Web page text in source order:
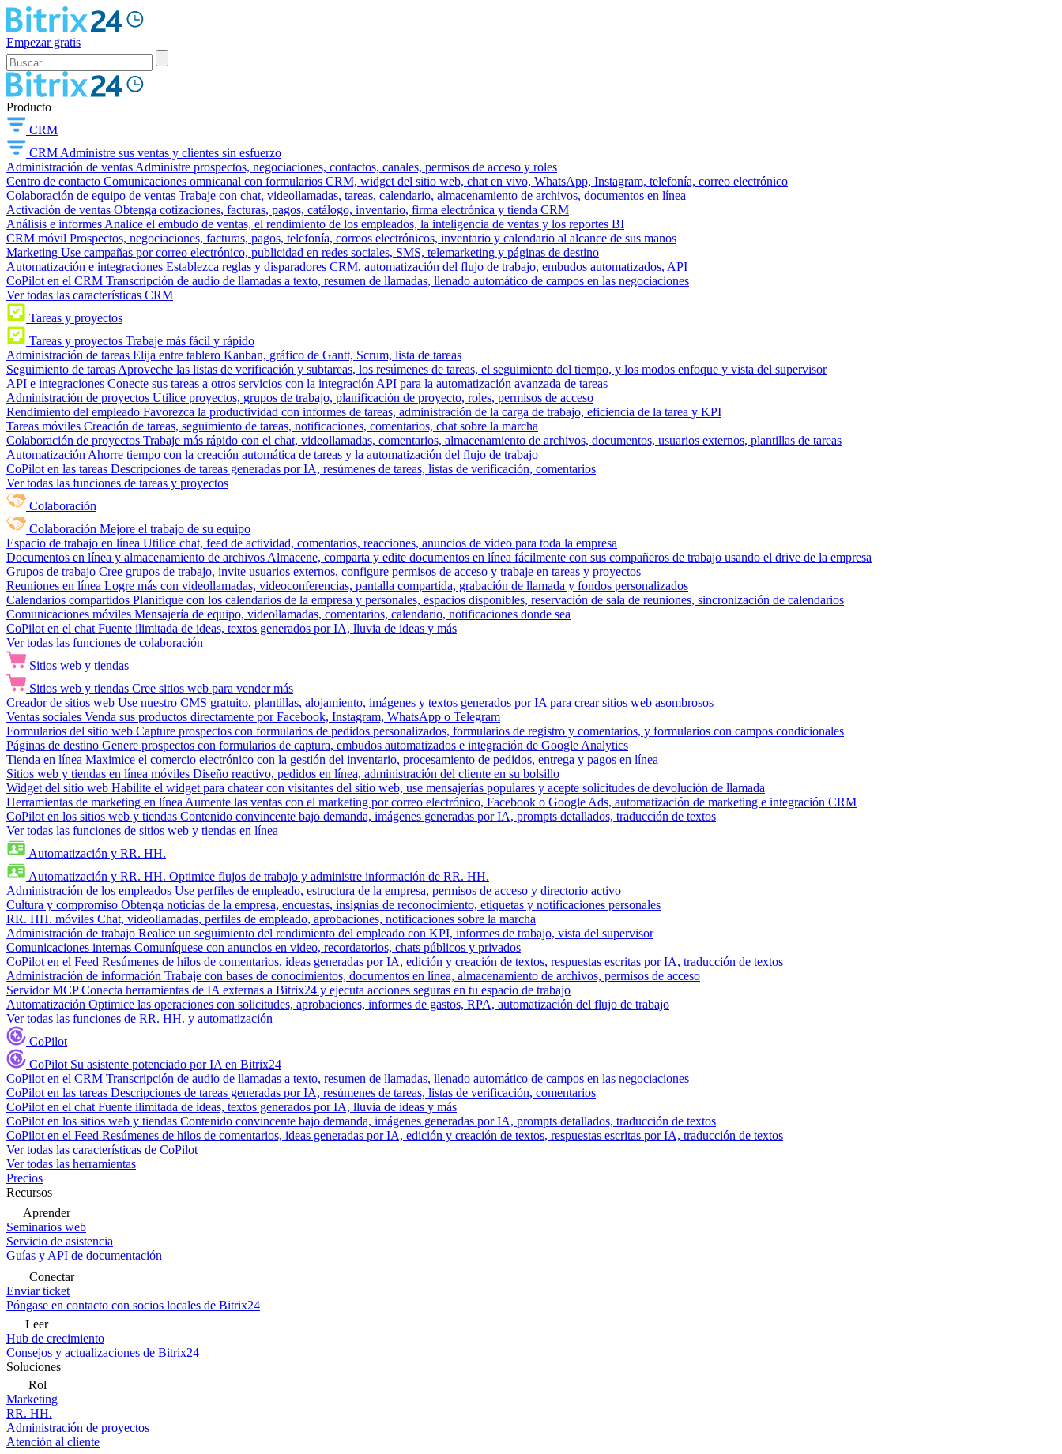
Empezar gratis
Producto
CRM
CRM Administre sus ventas y clientes sin esfuerzo
Administración de ventas Administre prospectos, negociaciones, contactos, canales, permisos de acceso y roles
Centro de contacto Comunicaciones omnicanal con formularios CRM, widget del sitio web, chat en vivo, WhatsApp, Instagram, telefonía, correo electrónico
Colaboración de equipo de ventas Trabaje con chat, videollamadas, tareas, calendario, almacenamiento de archivos, documentos en línea
Activación de ventas Obtenga cotizaciones, facturas, pagos, catálogo, inventario, firma electrónica y tienda CRM
Análisis e informes Analice el embudo de ventas, el rendimiento de los empleados, la inteligencia de ventas y los reportes BI
CRM móvil Prospectos, negociaciones, facturas, pagos, telefonía, correos electrónicos, inventario y calendario al alcance de sus manos
Marketing Use campañas por correo electrónico, publicidad en redes sociales, SMS, telemarketing y páginas de destino
Automatización e integraciones Establezca reglas y disparadores CRM, automatización del flujo de trabajo, embudos automatizados, API
CoPilot en el CRM Transcripción de audio de llamadas a texto, resumen de llamadas, llenado automático de campos en las negociaciones
Ver todas las características CRM
Tareas y proyectos
Tareas y proyectos Trabaje más fácil y rápido
Administración de tareas Elija entre tablero Kanban, gráfico de Gantt, Scrum, lista de tareas
Seguimiento de tareas Aproveche las listas de verificación y subtareas, los resúmenes de tareas, el seguimiento del tiempo, y los modos enfoque y vista del supervisor
API e integraciones Conecte sus tareas a otros servicios con la integración API para la automatización avanzada de tareas
Administración de proyectos Utilice proyectos, grupos de trabajo, planificación de proyecto, roles, permisos de acceso
Rendimiento del empleado Favorezca la productividad con informes de tareas, administración de la carga de trabajo, eficiencia de la tarea y KPI
Tareas móviles Creación de tareas, seguimiento de tareas, notificaciones, comentarios, chat sobre la marcha
Colaboración de proyectos Trabaje más rápido con el chat, videollamadas, comentarios, almacenamiento de archivos, documentos, usuarios externos, plantillas de tareas
Automatización Ahorre tiempo con la creación automática de tareas y la automatización del flujo de trabajo
CoPilot en las tareas Descripciones de tareas generadas por IA, resúmenes de tareas, listas de verificación, comentarios
Ver todas las funciones de tareas y proyectos
Colaboración
Colaboración Mejore el trabajo de su equipo
Espacio de trabajo en línea Utilice chat, feed de actividad, comentarios, reacciones, anuncios de video para toda la empresa
Documentos en línea y almacenamiento de archivos Almacene, comparta y edite documentos en línea fácilmente con sus compañeros de trabajo usando el drive de la empresa
Grupos de trabajo Cree grupos de trabajo, invite usuarios externos, configure permisos de acceso y trabaje en tareas y proyectos
Reuniones en línea Logre más con videollamadas, videoconferencias, pantalla compartida, grabación de llamada y fondos personalizados
Calendarios compartidos Planifique con los calendarios de la empresa y personales, espacios disponibles, reservación de sala de reuniones, sincronización de calendarios
Comunicaciones móviles Mensajería de equipo, videollamadas, comentarios, calendario, notificaciones donde sea
CoPilot en el chat Fuente ilimitada de ideas, textos generados por IA, lluvia de ideas y más
Ver todas las funciones de colaboración
Sitios web y tiendas
Sitios web y tiendas Cree sitios web para vender más
Creador de sitios web Use nuestro CMS gratuito, plantillas, alojamiento, imágenes y textos generados por IA para crear sitios web asombrosos
Ventas sociales Venda sus productos directamente por Facebook, Instagram, WhatsApp o Telegram
Formularios del sitio web Capture prospectos con formularios de pedidos personalizados, formularios de registro y comentarios, y formularios con campos condicionales
Páginas de destino Genere prospectos con formularios de captura, embudos automatizados e integración de Google Analytics
Tienda en línea Maximice el comercio electrónico con la gestión del inventario, procesamiento de pedidos, entrega y pagos en línea
Sitios web y tiendas en línea móviles Diseño reactivo, pedidos en línea, administración del cliente en su bolsillo
Widget del sitio web Habilite el widget para chatear con visitantes del sitio web, use mensajerías populares y acepte solicitudes de devolución de llamada
Herramientas de marketing en línea Aumente las ventas con el marketing por correo electrónico, Facebook o Google Ads, automatización de marketing e integración CRM
CoPilot en los sitios web y tiendas Contenido convincente bajo demanda, imágenes generadas por IA, prompts detallados, traducción de textos
Ver todas las funciones de sitios web y tiendas en línea
Automatización y RR. HH.
Automatización y RR. HH. Optimice flujos de trabajo y administre información de RR. HH.
Administración de los empleados Use perfiles de empleado, estructura de la empresa, permisos de acceso y directorio activo
Cultura y compromiso Obtenga noticias de la empresa, encuestas, insignias de reconocimiento, etiquetas y notificaciones personales
RR. HH. móviles Chat, videollamadas, perfiles de empleado, aprobaciones, notificaciones sobre la marcha
Administración de trabajo Realice un seguimiento del rendimiento del empleado con KPI, informes de trabajo, vista del supervisor
Comunicaciones internas Comuníquese con anuncios en video, recordatorios, chats públicos y privados
CoPilot en el Feed Resúmenes de hilos de comentarios, ideas generadas por IA, edición y creación de textos, respuestas escritas por IA, traducción de textos
Administración de información Trabaje con bases de conocimientos, documentos en línea, almacenamiento de archivos, permisos de acceso
Servidor MCP Conecta herramientas de IA externas a Bitrix24 y ejecuta acciones seguras en tu espacio de trabajo
Automatización Optimice las operaciones con solicitudes, aprobaciones, informes de gastos, RPA, automatización del flujo de trabajo
Ver todas las funciones de RR. HH. y automatización
CoPilot
CoPilot Su asistente potenciado por IA en Bitrix24
CoPilot en el CRM Transcripción de audio de llamadas a texto, resumen de llamadas, llenado automático de campos en las negociaciones
CoPilot en las tareas Descripciones de tareas generadas por IA, resúmenes de tareas, listas de verificación, comentarios
CoPilot en el chat Fuente ilimitada de ideas, textos generados por IA, lluvia de ideas y más
CoPilot en los sitios web y tiendas Contenido convincente bajo demanda, imágenes generadas por IA, prompts detallados, traducción de textos
CoPilot en el Feed Resúmenes de hilos de comentarios, ideas generadas por IA, edición y creación de textos, respuestas escritas por IA, traducción de textos
Ver todas las características de CoPilot
Ver todas las herramientas
Precios
Recursos
Aprender
Seminarios web
Servicio de asistencia
Guías y API de documentación
Conectar
Enviar ticket
Póngase en contacto con socios locales de Bitrix24
Leer
Hub de crecimiento
Consejos y actualizaciones de Bitrix24
Soluciones
Rol
Marketing
RR. HH.
Administración de proyectos
Atención al cliente